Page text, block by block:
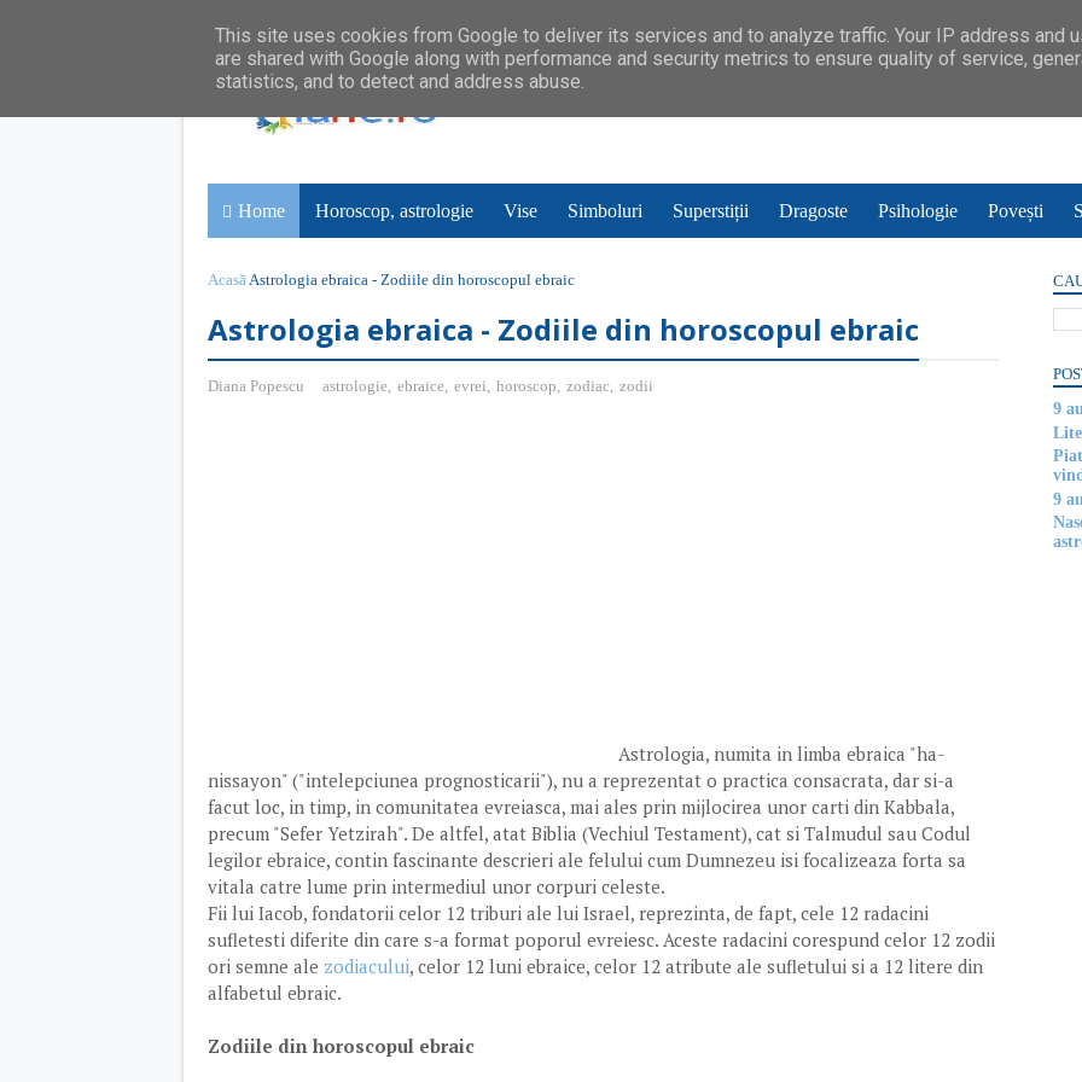
Home Horoscop, astrologie Vise Simboluri Superstiții Dragoste Psihologie Povești
AcasăAstrologia ebraica - Zodiile din horoscopul ebraic
Astrologia ebraica - Zodiile din horoscopul ebraic
Diana Popescu astrologie, ebraice, evrei, horoscop, zodiac, zodii
Astrologia, numita in limba ebraica "ha-
nissayon" ("intelepciunea prognosticarii"), nu a reprezentat o practica consacrata, dar si-a
facut loc, in timp, in comunitatea evreiasca, mai ales prin mijlocirea unor carti din Kabbala,
precum "Sefer Yetzirah". De altfel, atat Biblia (Vechiul Testament), cat si Talmudul sau Codul
legilor ebraice, contin fascinante descrieri ale felului cum Dumnezeu isi focalizeaza forta sa
vitala catre lume prin intermediul unor corpuri celeste.
Fii lui Iacob, fondatorii celor 12 triburi ale lui Israel, reprezinta, de fapt, cele 12 radacini
sufletesti diferite din care s-a format poporul evreiesc. Aceste radacini corespund celor 12 zodii
ori semne ale zodiacului, celor 12 luni ebraice, celor 12 atribute ale sufletului si a 12 litere din
alfabetul ebraic.
Zodiile din horoscopul ebraic
9
9
This site uses cookies from Google to deliver its services and to analyze traffic. Your IP address and
are shared with Google along with performance and security metrics to ensure quality of service,
statistics, and to detect and address abuse.